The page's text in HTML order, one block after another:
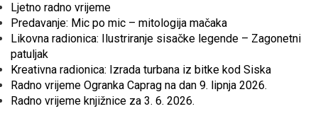
Ljetno radno vrijeme
Predavanje: Mic po mic – mitologija mačaka
Likovna radionica: Ilustriranje sisačke legende – Zagonetni
patuljak
Kreativna radionica: Izrada turbana iz bitke kod Siska
Radno vrijeme Ogranka Caprag na dan 9. lipnja 2026.
Radno vrijeme knjižnice za 3. 6. 2026.